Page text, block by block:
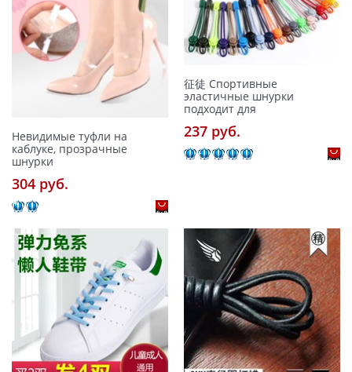
Невидимые туфли на
каблуке, прозрачные
шнурки
304 pуб.
征徒 Спортивные
эластичные шнурки
подходит для
237 pуб.